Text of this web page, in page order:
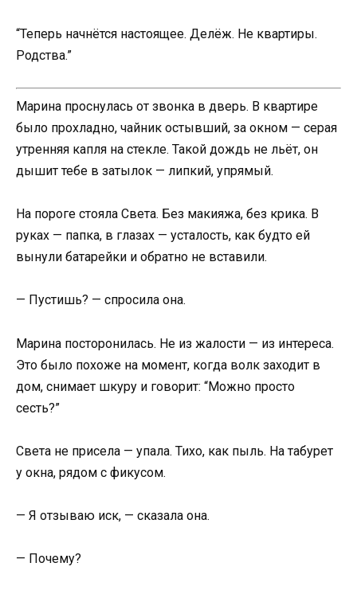
“Теперь начнётся настоящее. Делёж. Не квартиры.
Родства.”
Марина проснулась от звонка в дверь. В квартире
было прохладно, чайник остывший, за окном — серая
утренняя капля на стекле. Такой дождь не льёт, он
дышит тебе в затылок — липкий, упрямый.
На пороге стояла Света. Без макияжа, без крика. В
руках — папка, в глазах — усталость, как будто ей
вынули батарейки и обратно не вставили.
— Пустишь? — спросила она.
Марина посторонилась. Не из жалости — из интереса.
Это было похоже на момент, когда волк заходит в
дом, снимает шкуру и говорит: “Можно просто
сесть?”
Света не присела — упала. Тихо, как пыль. На табурет
у окна, рядом с фикусом.
— Я отзываю иск, — сказала она.
— Почему?